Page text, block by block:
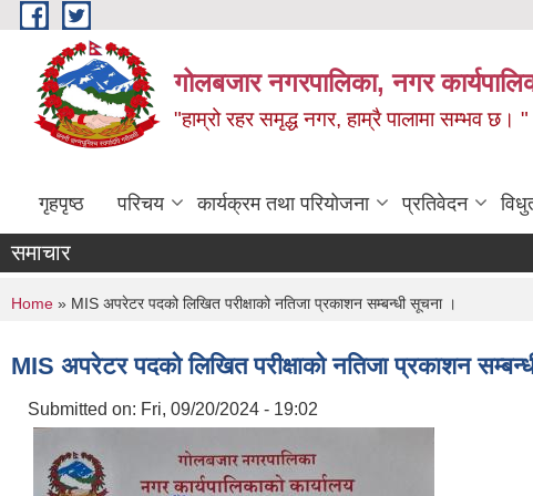
Skip to main content
गोलबजार नगरपालिका, नगर
"हाम्रो रहर समृद्ध नगर, हाम्रै पालामा सम्भव छ। "
गृहपृष्ठ परिचय कार्यक्रम तथा परियोजना प्रतिवेदन
समाचार
You are here
Home » MIS अपरेटर पदको लिखित परीक्षाको नतिजा प्रकाशन सम्बन्धी सूचना ।
MIS अपरेटर पदको लिखित परीक्षाको नतिजा प्रकाशन
Submitted on: Fri, 09/20/2024 - 19:02